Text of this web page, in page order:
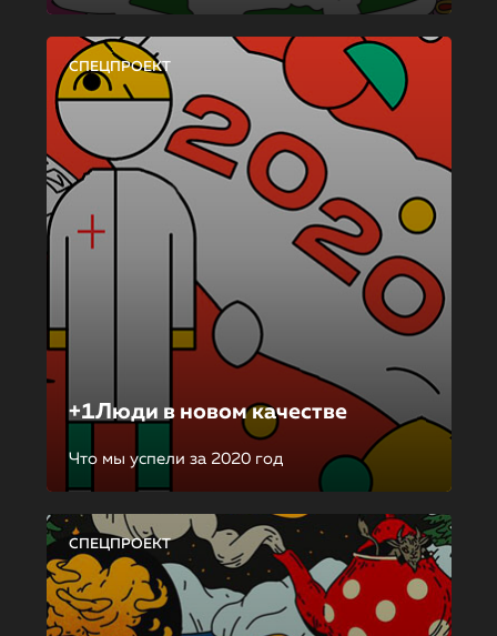
СПЕЦПРОЕКТ
+1Люди в новом качестве
Что мы успели за 2020 год
СПЕЦПРОЕКТ